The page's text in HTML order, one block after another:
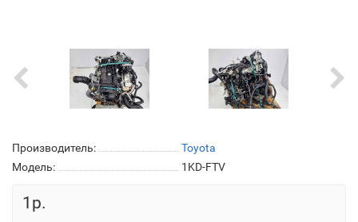
Производитель:
Toyota
Модель:
1KD-FTV
1р.